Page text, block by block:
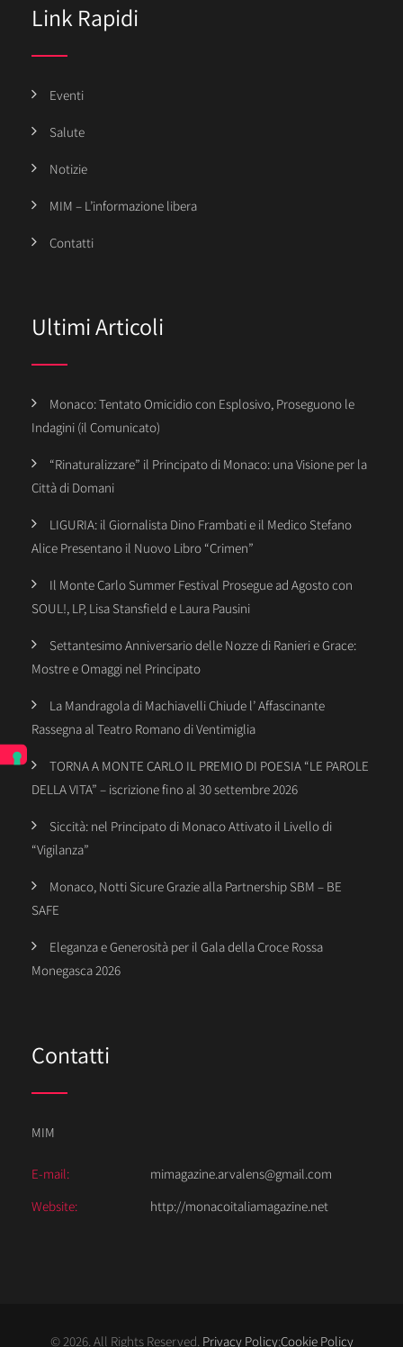
Link Rapidi
Eventi
Salute
Notizie
MIM – L’informazione libera
Contatti
Ultimi Articoli
Monaco: Tentato Omicidio con Esplosivo, Proseguono le
Indagini (il Comunicato)
“Rinaturalizzare” il Principato di Monaco: una Visione per la
Città di Domani
LIGURIA: il Giornalista Dino Frambati e il Medico Stefano
Alice Presentano il Nuovo Libro “Crimen”
Il Monte Carlo Summer Festival Prosegue ad Agosto con
SOUL!, LP, Lisa Stansfield e Laura Pausini
Settantesimo Anniversario delle Nozze di Ranieri e Grace:
Mostre e Omaggi nel Principato
La Mandragola di Machiavelli Chiude l’ Affascinante
Rassegna al Teatro Romano di Ventimiglia
TORNA A MONTE CARLO IL PREMIO DI POESIA “LE PAROLE
DELLA VITA” – iscrizione fino al 30 settembre 2026
Siccità: nel Principato di Monaco Attivato il Livello di
“Vigilanza”
Monaco, Notti Sicure Grazie alla Partnership SBM – BE
SAFE
Eleganza e Generosità per il Gala della Croce Rossa
Monegasca 2026
Contatti
MIM
E-mail:
mimagazine.arvalens@gmail.com
Website:
http://monacoitaliamagazine.net
© 2026. All Rights Reserved. Privacy Policy;Cookie Policy